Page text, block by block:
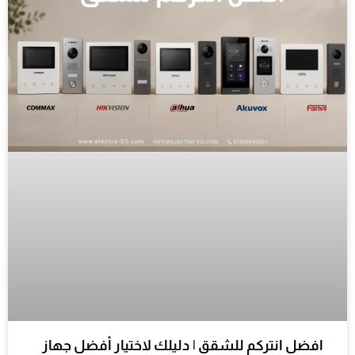
افضل انتركم للشقق | دليلك لاختيار أفضل جهاز